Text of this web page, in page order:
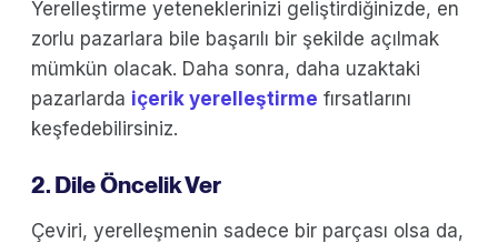
Yerelleştirme yeteneklerinizi geliştirdiğinizde, en
zorlu pazarlara bile başarılı bir şekilde açılmak
mümkün olacak. Daha sonra, daha uzaktaki
pazarlarda içerik yerelleştirme fırsatlarını
keşfedebilirsiniz.
2. Dile Öncelik Ver
Çeviri, yerelleşmenin sadece bir parçası olsa da,